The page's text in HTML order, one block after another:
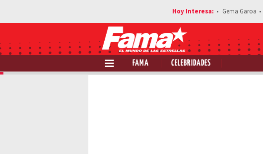
Gema Garoa
FAMA CELEBRIDADES